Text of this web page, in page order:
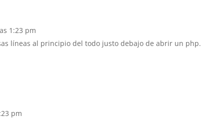
1:23 pm
líneas al principio del todo justo debajo de abrir un php.
pm